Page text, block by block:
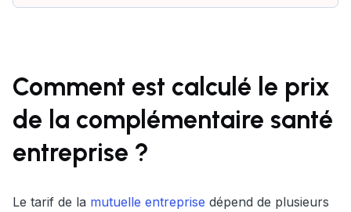
Comment est calculé le prix
de la complémentaire santé
entreprise ?
Le tarif de la mutuelle entreprise dépend de plusieurs